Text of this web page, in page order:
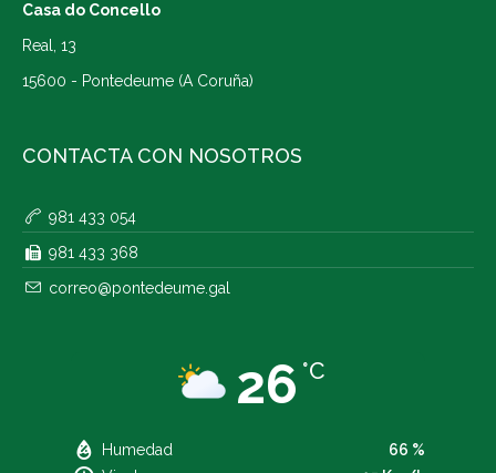
Casa do Concello
Real, 13
15600 - Pontedeume (A Coruña)
CONTACTA CON NOSOTROS
981 433 054
981 433 368
correo@pontedeume.gal
26 °C
Humedad
66 %